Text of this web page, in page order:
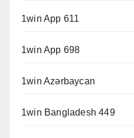
1win App 611
1win App 698
1win Azərbaycan
1win Bangladesh 449